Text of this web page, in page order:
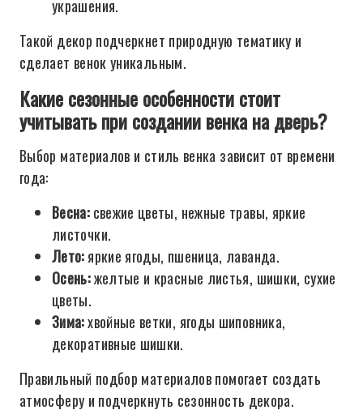
украшения.
Такой декор подчеркнет природную тематику и
сделает венок уникальным.
Какие сезонные особенности стоит
учитывать при создании венка на дверь?
Выбор материалов и стиль венка зависит от времени
года:
Весна:свежие цветы, нежные травы, яркие
листочки.
Лето:яркие ягоды, пшеница, лаванда.
Осень:желтые и красные листья, шишки, сухие
цветы.
Зима:хвойные ветки, ягоды шиповника,
декоративные шишки.
Правильный подбор материалов помогает создать
атмосферу и подчеркнуть сезонность декора.